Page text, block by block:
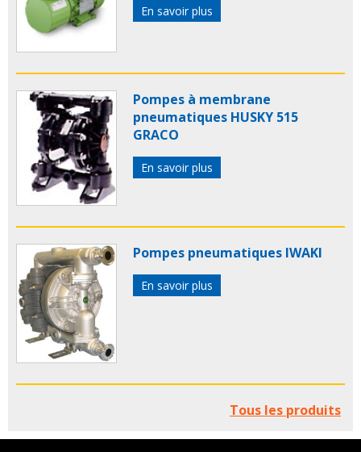
En savoir plus
Pompes à membrane
pneumatiques HUSKY 515
GRACO
En savoir plus
Pompes pneumatiques IWAKI
En savoir plus
Tous les produits